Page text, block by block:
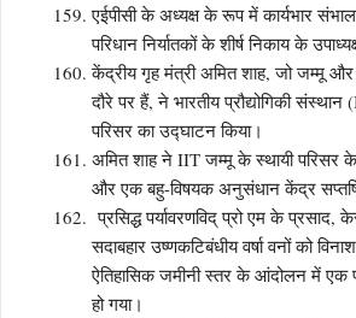
एईपीसी के अध्यक्ष के रूप में कार्यभार
परिधान निर्यातकों के शीर्ष निकाय के
केंद्रीय गृह मंत्री अमित शाह, जो जम्मू
दौरे पर हैं, ने भारतीय प्रौद्योगिकी
परिसर का उद्घाटन किया।
अमित शाह ने IIT जम्मू के स्थायी
और एक बहु-विषयक अनुसंधान केंद्र सप्तर्षि
प्रसिद्ध पर्यावरणविद् प्रो एम के
सदाबहार उष्णकटिबंधीय वर्षा वनों को
ऐतिहासिक जमीनी स्तर के आंदोलन में एक
हो गया।